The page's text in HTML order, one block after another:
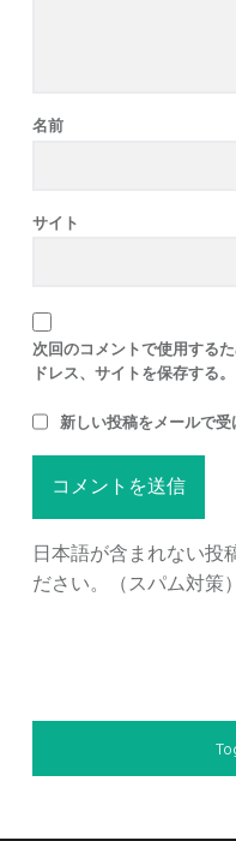
名前
サイト
次回のコメントで使用する
ドレス、サイトを保存する。
新しい投稿をメールで受
日本語が含まれない投
ださい。（スパム対策）
SIDEBAR